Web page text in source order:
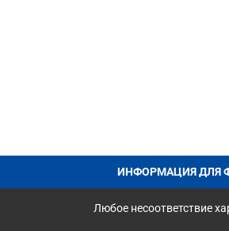
ИНФОРМАЦИЯ ДЛЯ
Любое несоответствие